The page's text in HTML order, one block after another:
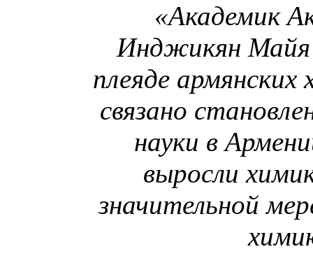
«Академик
Инджикян Майя
плеяде
связано
науки в
выросли
значительной